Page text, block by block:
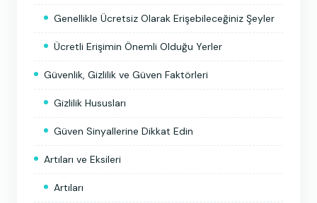
Genellikle Ücretsiz Olarak Erişebileceğiniz Şeyler
Ücretli Erişimin Önemli Olduğu Yerler
Güvenlik, Gizlilik ve Güven Faktörleri
Gizlilik Hususları
Güven Sinyallerine Dikkat Edin
Artıları ve Eksileri
Artıları